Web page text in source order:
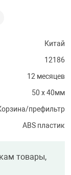
Китай
12186
12 месяцев
50 x 40мм
префильтр
ABS пластик
товары,